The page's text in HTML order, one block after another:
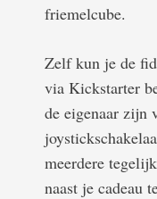
friemelcube.
Zelf kun je de
via Kickstarter
de eigenaar zijn
meerdere
naast je cadeau